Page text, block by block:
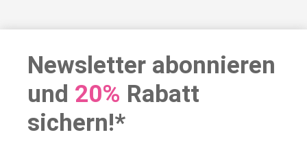
Newsletter abonnieren
und 20% Rabatt
sichern!*